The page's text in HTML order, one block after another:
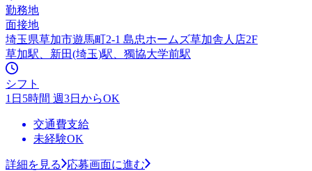
勤務地
面接地
埼玉県草加市遊馬町2-1 島忠ホームズ草加舎人店2F
草加駅、新田(埼玉)駅、獨協大学前駅
シフト
1日5時間 週3日からOK
交通費支給
未経験OK
詳細を見る
応募画面に進む